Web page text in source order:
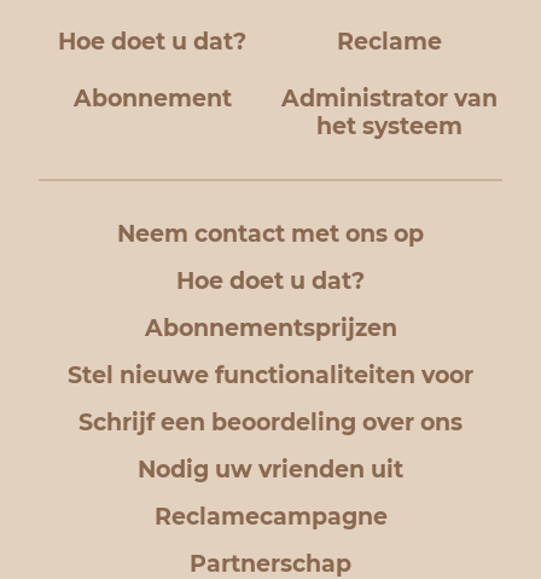
Hoe doet u dat? Reclame
Abonnement
Administrator van
het systeem
Neem contact met ons op
Hoe doet u dat?
Abonnementsprijzen
Stel nieuwe functionaliteiten voor
Schrijf een beoordeling over ons
Nodig uw vrienden uit
Reclamecampagne
Partnerschap